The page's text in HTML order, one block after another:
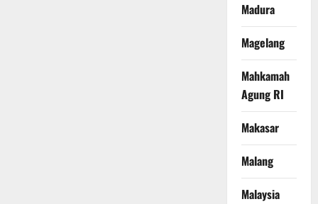
Madura
Magelang
Mahkamah
Agung RI
Makasar
Malang
Malaysia